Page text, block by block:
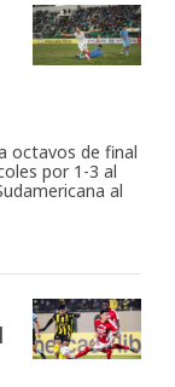
octavos de final
por 1-3 al
al